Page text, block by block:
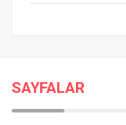
SAYFALAR